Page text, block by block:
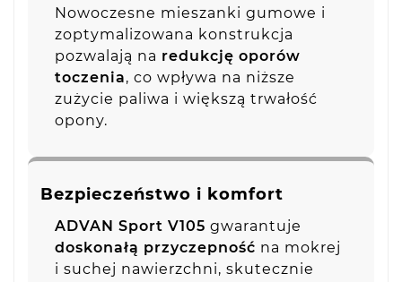
Nowoczesne mieszanki gumowe i
zoptymalizowana konstrukcja
pozwalają na redukcję oporów
toczenia, co wpływa na niższe
zużycie paliwa i większą trwałość
opony.
Bezpieczeństwo i komfort
ADVAN Sport V105 gwarantuje
doskonałą przyczepność na mokrej
i suchej nawierzchni, skutecznie